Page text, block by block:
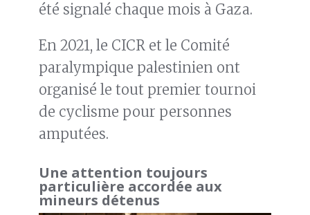
été signalé chaque mois à Gaza.
En 2021, le CICR et le Comité
paralympique palestinien ont
organisé le tout premier tournoi
de cyclisme pour personnes
amputées.
Une attention toujours
particulière accordée aux
mineurs détenus